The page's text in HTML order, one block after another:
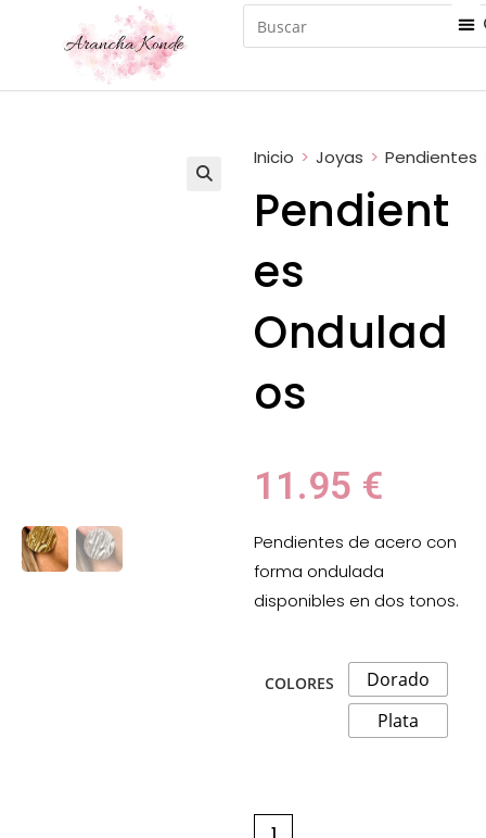
Inicio > Joyas > Pendientes
Pendient
es
Ondulad
os
11.95 €
Pendientes de acero con
forma ondulada
disponibles en dos tonos.
COLORES
Dorado
Plata